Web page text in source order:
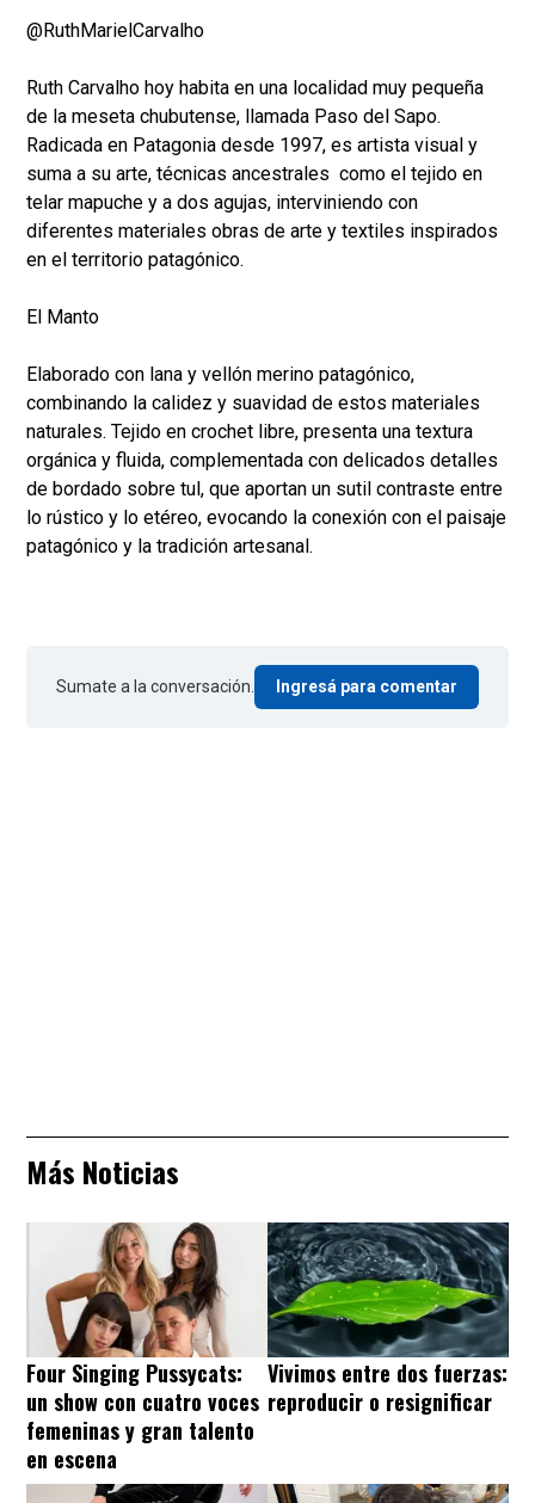
@RuthMarielCarvalho
Ruth Carvalho hoy habita en una localidad muy pequeña
de la meseta chubutense, llamada Paso del Sapo.
Radicada en Patagonia desde 1997, es artista visual y
suma a su arte, técnicas ancestrales como el tejido en
telar mapuche y a dos agujas, interviniendo con
diferentes materiales obras de arte y textiles inspirados
en el territorio patagónico.
El Manto
Elaborado con lana y vellón merino patagónico,
combinando la calidez y suavidad de estos materiales
naturales. Tejido en crochet libre, presenta una textura
orgánica y fluida, complementada con delicados detalles
de bordado sobre tul, que aportan un sutil contraste entre
lo rústico y lo etéreo, evocando la conexión con el paisaje
patagónico y la tradición artesanal.
Sumate a la conversación. Ingresá para comentar
Más Noticias
Four Singing Pussycats:
un show con cuatro voces
femeninas y gran talento
en escena
Vivimos entre dos fuerzas:
reproducir o resignificar